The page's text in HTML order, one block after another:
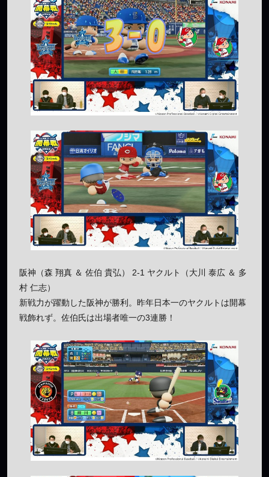
阪神（森 翔真 ＆ 佐伯 貴弘） 2-1 ヤクルト（大川 泰広 ＆ 多
村 仁志）
新戦力が躍動した阪神が勝利。昨年日本一のヤクルトは開幕
戦飾れず。佐伯氏は出場者唯一の3連勝！